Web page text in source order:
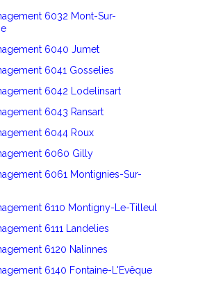
6032 Mont-Sur-
6040 Jumet
6041 Gosselies
6042 Lodelinsart
6043 Ransart
6044 Roux
6060 Gilly
6061 Montignies-Sur-
6110 Montigny-Le-Tilleul
6111 Landelies
6120 Nalinnes
6140 Fontaine-L'Evêque